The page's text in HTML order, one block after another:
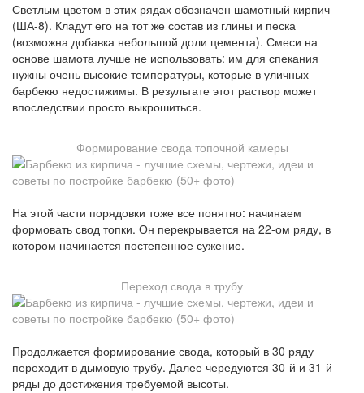
Светлым цветом в этих рядах обозначен шамотный кирпич
(ША-8). Кладут его на тот же состав из глины и песка
(возможна добавка небольшой доли цемента). Смеси на
основе шамота лучше не использовать: им для спекания
нужны очень высокие температуры, которые в уличных
барбекю недостижимы. В результате этот раствор может
впоследствии просто выкрошиться.
Формирование свода топочной камеры
На этой части порядовки тоже все понятно: начинаем
формовать свод топки. Он перекрывается на 22-ом ряду, в
котором начинается постепенное сужение.
Переход свода в трубу
Продолжается формирование свода, который в 30 ряду
переходит в дымовую трубу. Далее чередуются 30-й и 31-й
ряды до достижения требуемой высоты.